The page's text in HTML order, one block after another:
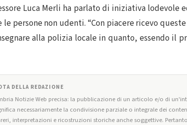
Luca Merli ha parlato di iniziativa
persone non udenti. “Con piacere ricevo
alla polizia locale in quanto, essendo il
DELLA REDAZIONE
Notizie Web precisa: la pubblicazione di un articolo e/o di
necessariamente la condivisione parziale o integrale dei
interpretazioni e ricostruzioni storiche anche soggettive.